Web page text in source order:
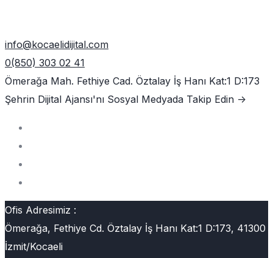
info@kocaelidijital.com
0(850) 303 02 41
Ömerağa Mah. Fethiye Cad. Öztalay İş Hanı Kat:1 D:173
Şehrin Dijital Ajansı'nı Sosyal Medyada Takip Edin ->
Ofis Adresimiz :
Ömerağa, Fethiye Cd. Öztalay İş Hanı Kat:1 D:173, 41300
İzmit/Kocaeli